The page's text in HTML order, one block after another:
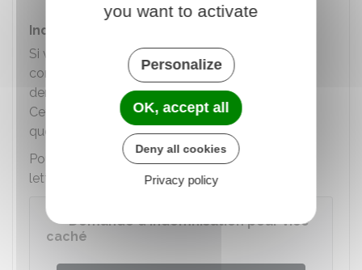
Indemnisation
Si vous estimez que le vendeurprofessionnel
connaissait le défaut, vous pouvez aussi
demander une indemnisation supplémentaire.
Cette demande peut être faite en même temps
que la demande de remboursement.
Pour ce faire, vous pouvez utiliser un modèle de
lettre :
Demande d'indemnisation pour vice
caché
you want to activate
Personalize
OK, accept all
Deny all cookies
Privacy policy